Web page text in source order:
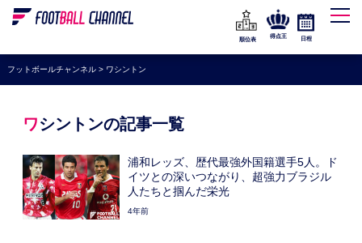
WEリーグ
海外サッカー
プレミアリーグ
ラ・リーガ
ブンデスリーガ
UEFA
順位表
得点王 日程
フットボールチャンネル> ワシントン
ワシントンの記事一覧
浦和レッズ、歴代最強外国籍選手5人。ド
イツとの深いつながり、超強力ブラジル
人たちと掴んだ栄光
4年前